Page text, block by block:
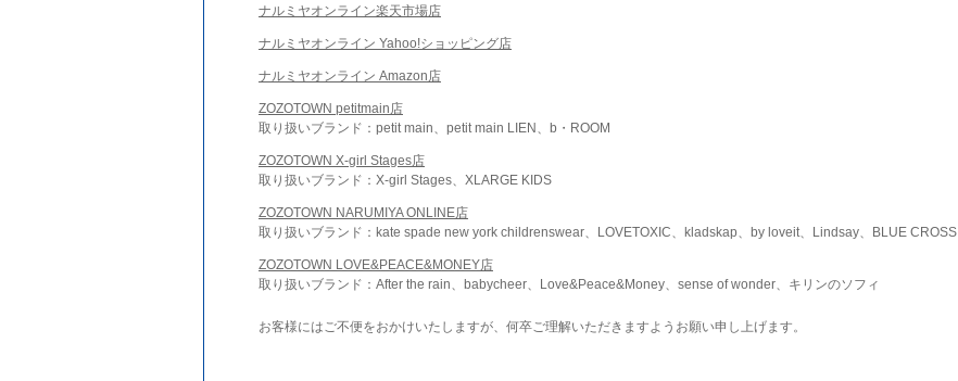
ナルミヤオンライン楽天市場店
ナルミヤオンライン Yahoo!ショッピング店
ナルミヤオンライン Amazon店
ZOZOTOWN petitmain店
取り扱いブランド：petit main、petit main LIEN、b・ROOM
ZOZOTOWN X-girl Stages店
取り扱いブランド：X-girl Stages、XLARGE KIDS
ZOZOTOWN NARUMIYA ONLINE店
取り扱いブランド：kate spade new york childrenswear、LOVETOXIC、kladskap、by loveit、Lindsay、BLUE CROSS
ZOZOTOWN LOVE&PEACE&MONEY店
取り扱いブランド：After the rain、babycheer、Love&Peace&Money、sense of wonder、キリンのソフィ
お客様にはご不便をおかけいたしますが、何卒ご理解いただきますようお願い申し上げます。